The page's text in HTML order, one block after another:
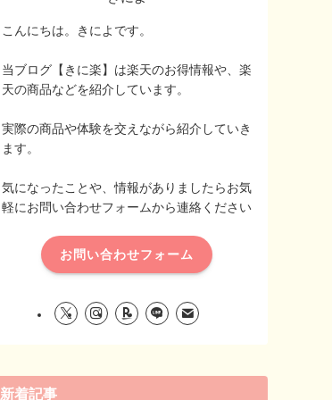
こんにちは。きによです。
当ブログ【きに楽】は楽天のお得情報や、楽
天の商品などを紹介しています。
実際の商品や体験を交えながら紹介していき
ます。
気になったことや、情報がありましたらお気
軽にお問い合わせフォームから連絡ください
お問い合わせフォーム
新着記事